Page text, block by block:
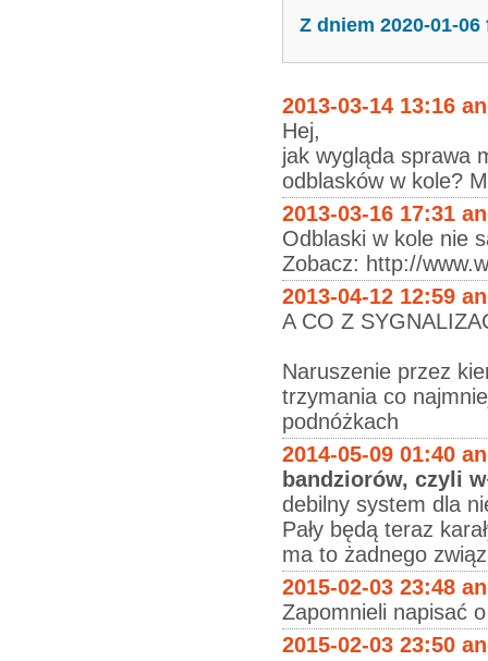
Z dniem 2020-01-
2013-03-14 13:16
Hej,
jak wygląda sprawa
odblasków w kole?
2013-03-16 17:31
Odblaski w kole nie
Zobacz: http://
2013-04-12 12:59
A CO Z
Naruszenie przez
trzymania co
podnóżkach
2014-05-09 01:40
bandziorów, czyli
debilny system dla
Pały będą teraz
ma to żadnego
2015-02-03 23:48
Zapomnieli napisać
2015-02-03 23:50